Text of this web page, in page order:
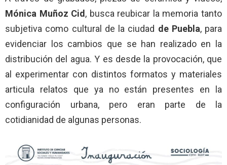
Mónica Muñoz Cid, busca reubicar la memoria tanto
subjetiva como cultural de la ciudad de Puebla, para
evidenciar los cambios que se han realizado en la
distribución del agua. Y es desde la provocación, que
al experimentar con distintos formatos y materiales
articula relatos que ya no están presentes en la
configuración urbana, pero eran parte de la
cotidianidad de algunas personas.